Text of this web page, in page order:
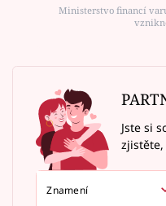
Ministerstvo financí
Jste si